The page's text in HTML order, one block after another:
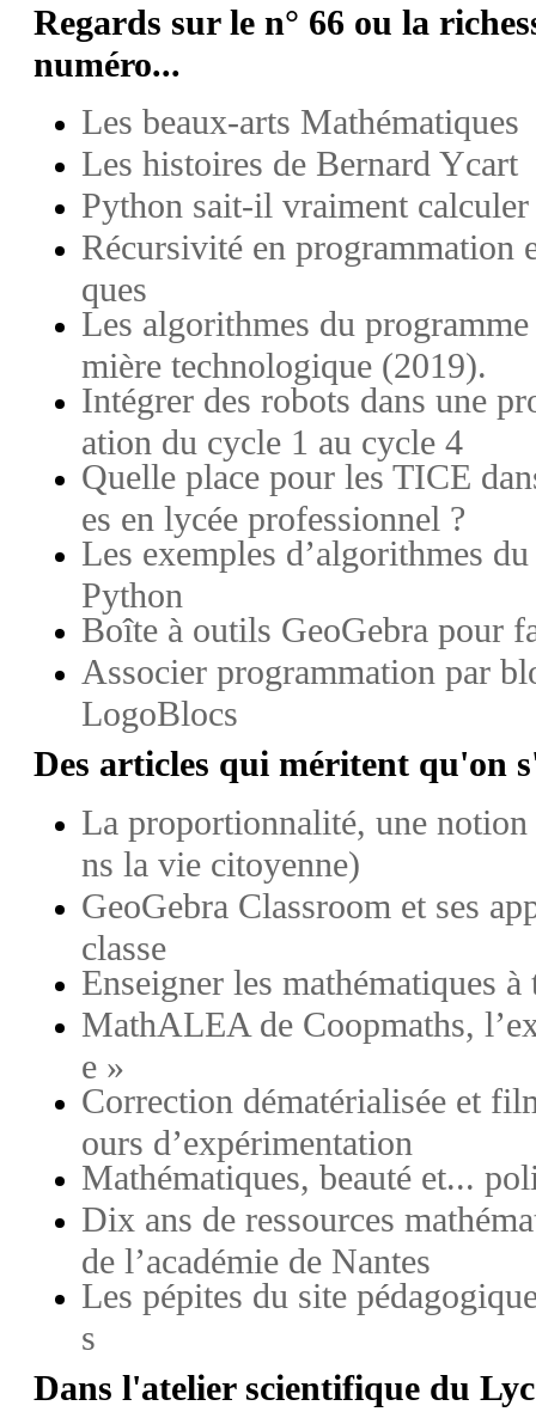
Regards sur le n° 66 ou la
numéro...
Les beaux-arts Mathématiques
Les histoires de Bernard Ycart
Python sait-il vraiment calculer
Récursivité en programmation
ques
Les algorithmes du
mière technologique (2019).
Intégrer des robots dans une
ation du cycle 1 au cycle 4
Quelle place pour les TICE
es en lycée professionnel ?
Les exemples d’algorithmes
Python
Boîte à outils GeoGebra pour
Associer programmation par
LogoBlocs
Des articles qui méritent qu'on
La proportionnalité, une notion
ns la vie citoyenne)
GeoGebra Classroom et ses
classe
Enseigner les mathématiques
MathALEA de Coopmaths,
e »
Correction dématérialisée et
ours d’expérimentation
Mathématiques, beauté et...
Dix ans de ressources
de l’académie de Nantes
Les pépites du site
s
Dans l'atelier scientifique du